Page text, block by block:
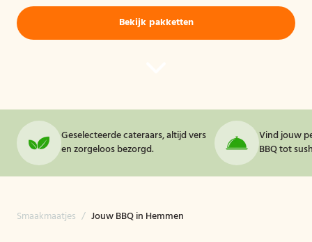
Bekijk pakketten
Geselecteerde cateraars, altijd vers
en zorgeloos bezorgd.
Vind jouw
BBQ tot
Smaakmaatjes / Jouw BBQ in Hemmen